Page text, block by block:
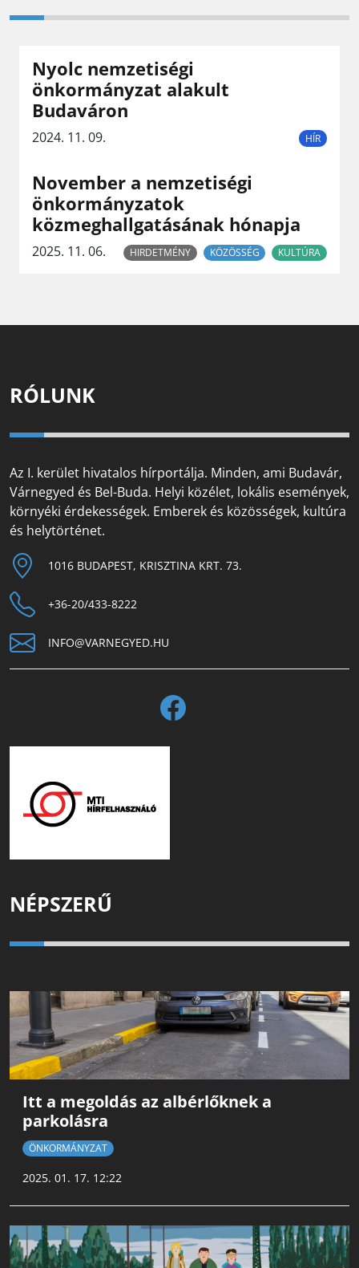
Nyolc nemzetiségi
önkormányzat alakult
Budaváron
2024. 11. 09. HÍR
November a nemzetiségi
önkormányzatok
közmeghallgatásának hónapja
2025. 11. 06. HIRDETMÉNY KÖZÖSSÉG KULTÚRA
RÓLUNK
Az I. kerület hivatalos hírportálja. Minden, ami Budavár,
Várnegyed és Bel-Buda. Helyi közélet, lokális események,
környéki érdekességek. Emberek és közösségek, kultúra
és helytörténet.
1016 BUDAPEST, KRISZTINA KRT. 73.
+36-20/433-8222
INFO@VARNEGYED.HU
NÉPSZERŰ
Itt a megoldás az albérlőknek a
parkolásra
ÖNKORMÁNYZAT
2025. 01. 17. 12:22